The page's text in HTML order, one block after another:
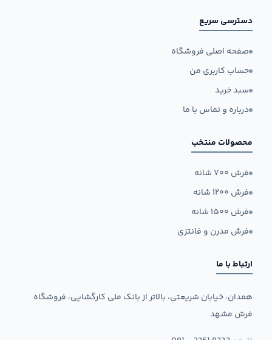
دسترسی سریع
صفحه اصلی فروشگاه
حساب کاربری من
سبد خرید
درباره و تماس با ما
محصولات منتخب
فرش ۷۰۰ شانه
فرش ۱۲۰۰ شانه
فرش ۱۵۰۰ شانه
فرش مدرن و فانتزی
ارتباط با ما
همدان، خیابان شریعتی، بالاتر از بانک ملی کارگشایی، فروشگاه
فرش مشهد